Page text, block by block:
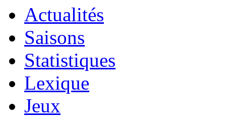
Actualités
Saisons
Statistiques
Lexique
Jeux